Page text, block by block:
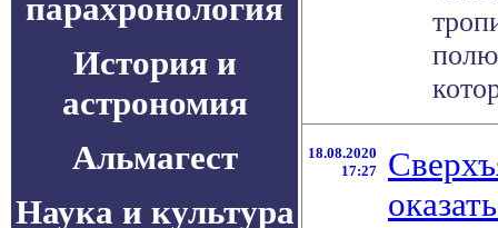
парахронология
История и
астрономия
Альмагест
Наука и культура
18.08.2020
17:27